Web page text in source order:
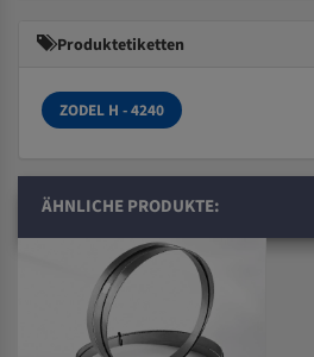
Produktetiketten
ZODEL H - 4240
ÄHNLICHE PRODUKTE: